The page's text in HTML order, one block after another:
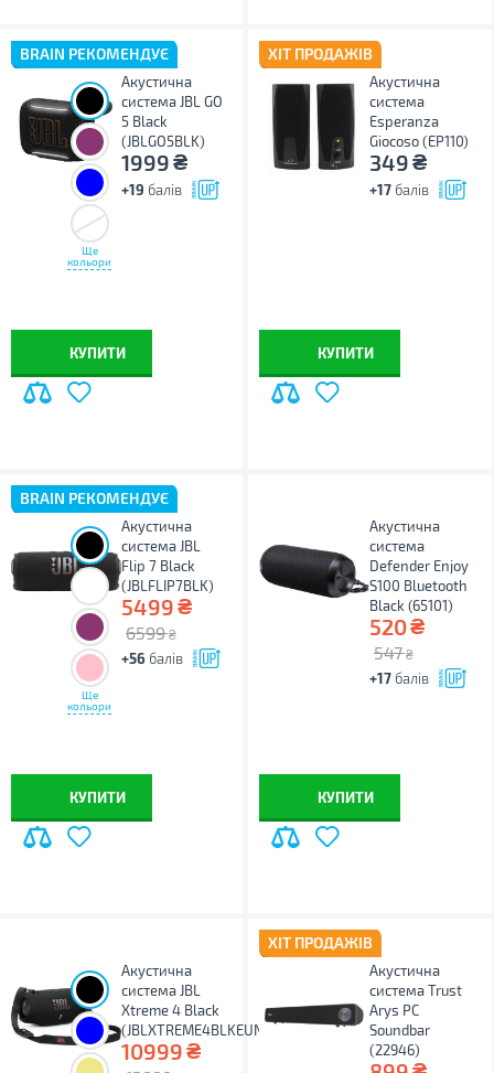
BRAIN РЕКОМЕНДУЄ
Ще
кольори
Акустична
система JBL GO
5 Black
(JBLGO5BLK)
1999₴
+19 балів
КУПИТИ
ХІТ ПРОДАЖІВ
Акустична
система
Esperanza
Giocoso (EP110)
349₴
+17 балів
КУПИТИ
BRAIN РЕКОМЕНДУЄ
Ще
кольори
Акустична
система JBL
Flip 7 Black
(JBLFLIP7BLK)
5499₴
6599 ₴
+56 балів
КУПИТИ
Акустична
система
Defender Enjoy
S100 Bluetooth
Black (65101)
520₴
547 ₴
+17 балів
КУПИТИ
Акустична
система JBL
Xtreme 4 Black
(JBLXTREME4BLKEUNA)
10999₴
ХІТ ПРОДАЖІВ
Акустична
система Trust
Arys PC
Soundbar
(22946)